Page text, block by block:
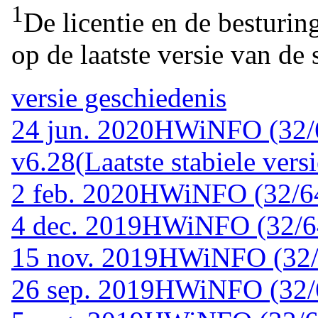
1De licentie en de
op de laatste versie van de
versie geschiedenis
24 jun. 2020HWiNFO
v6.28(Laatste stabiele
2 feb. 2020HWiNFO (32/
4 dec. 2019HWiNFO (32/
15 nov. 2019HWiNFO
26 sep. 2019HWiNFO